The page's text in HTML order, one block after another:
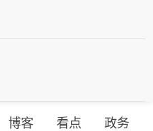
博客 看点 政务